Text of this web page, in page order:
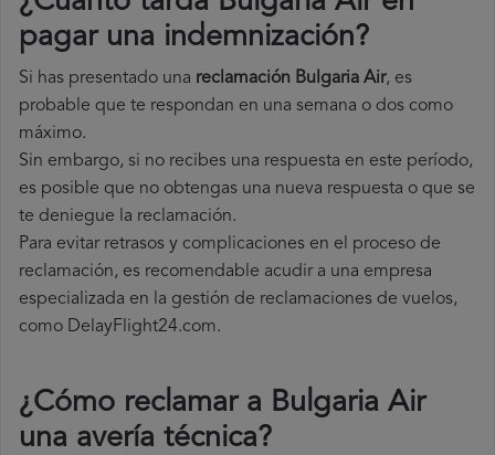
pagar una indemnización?
Si has presentado una reclamación Bulgaria Air, es
probable que te respondan en una semana o dos como
máximo.
Sin embargo, si no recibes una respuesta en este período,
es posible que no obtengas una nueva respuesta o que se
te deniegue la reclamación.
Para evitar retrasos y complicaciones en el proceso de
reclamación, es recomendable acudir a una empresa
especializada en la gestión de reclamaciones de vuelos,
como DelayFlight24.com.
¿Cómo reclamar a Bulgaria Air
una avería técnica?